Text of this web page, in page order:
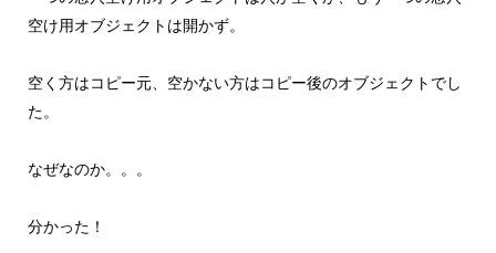
空け用オブジェクトは開かず。
空く方はコピー元、空かない方はコピー後のオブジェクトでし
た。
なぜなのか。。。
分かった！